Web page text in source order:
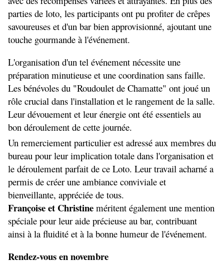
parties de loto, les participants ont pu profiter de crêpes
savoureuses et d'un bar bien approvisionné, ajoutant une
touche gourmande à l'événement.
L'organisation d'un tel événement nécessite une
préparation minutieuse et une coordination sans faille.
Les bénévoles du "Roudoulet de Chamatte" ont joué un
rôle crucial dans l'installation et le rangement de la salle.
Leur dévouement et leur énergie ont été essentiels au
bon déroulement de cette journée.
Un remerciement particulier est adressé aux membres du
bureau pour leur implication totale dans l'organisation et
le déroulement parfait de ce Loto. Leur travail acharné a
permis de créer une ambiance conviviale et
bienveillante, appréciée de tous.
Françoise et Christine méritent également une mention
spéciale pour leur aide précieuse au bar, contribuant
ainsi à la fluidité et à la bonne humeur de l'événement.
Rendez-vous en novembre